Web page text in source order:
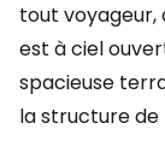
tout voyageur,
est à ciel
spacieuse
la structure de